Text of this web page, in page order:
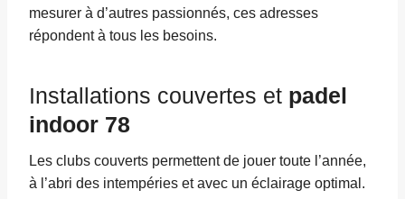
mesurer à d’autres passionnés, ces adresses
répondent à tous les besoins.
Installations couvertes et padel
indoor 78
Les clubs couverts permettent de jouer toute l’année,
à l’abri des intempéries et avec un éclairage optimal.